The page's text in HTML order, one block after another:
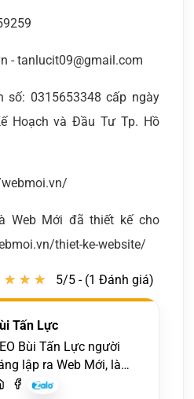
- tanlucit09@gmail.com
số: 0315653348 cấp ngày
Hoạch và Đầu Tư Tp. Hồ
Web Mới đã thiết kế cho
thiet-ke-website/
★ ★ ★
★ ★ ★ 5/5 - (1 Đánh giá)
Tấn Lực
Bùi Tấn Lực người
lập ra Web Mới, là
lập trình viên, người